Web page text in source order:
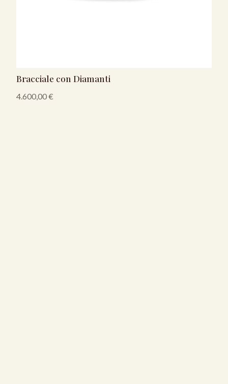
Bracciale con Diamanti
4.600,00€